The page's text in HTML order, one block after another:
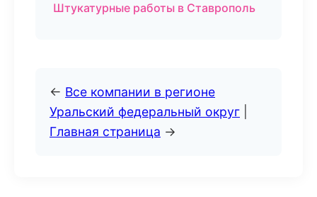
Штукатурные работы в Ставрополь
← Все компании в регионе
Уральский федеральный округ
Главная страница →